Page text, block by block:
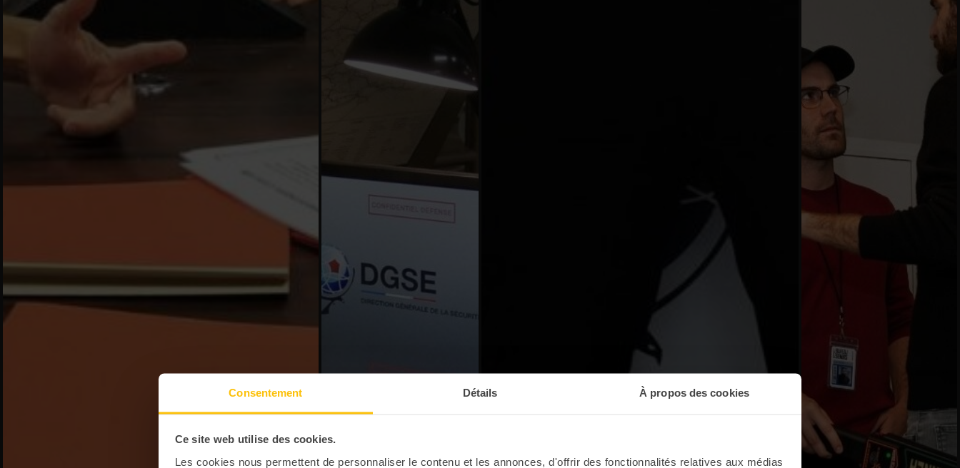
Consentement Détails À propos des cookies
Ce site web utilise des cookies.
Les cookies nous permettent de personnaliser le contenu et les annonces, d'offrir des fonctionnalités relatives aux médias